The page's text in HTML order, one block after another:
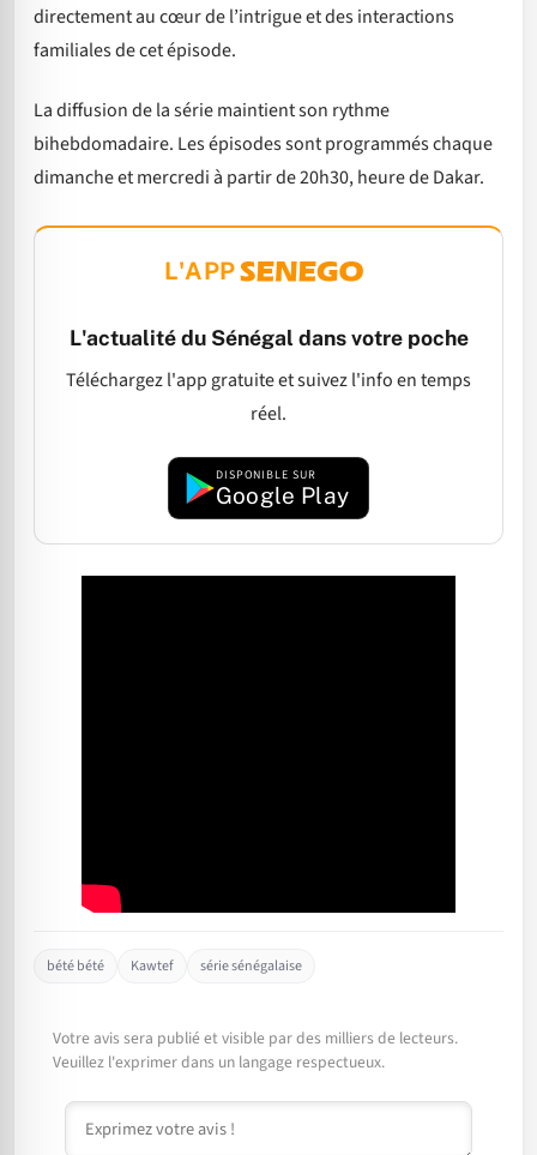
directement au cœur de l’intrigue et des interactions
familiales de cet épisode.
La diffusion de la série maintient son rythme
bihebdomadaire. Les épisodes sont programmés chaque
dimanche et mercredi à partir de 20h30, heure de Dakar.
L'APP
L'actualité du Sénégal dans votre poche
Téléchargez l'app gratuite et suivez l'info en temps
réel.
DISPONIBLE SUR
Google Play
bété bété Kawtef série sénégalaise
Votre avis sera publié et visible par des milliers de lecteurs.
Veuillez l'exprimer dans un langage respectueux.
Commentaire